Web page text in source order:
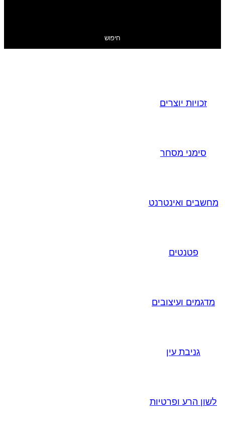
חיפוש
זכויות יוצרים
סימני מסחר
מחשבים ואינטרנט
פטנטים
מדגמים ועיצובים
גניבת עין
לשון הרע ופרטיות